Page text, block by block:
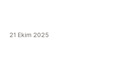
21 Ekim 2025